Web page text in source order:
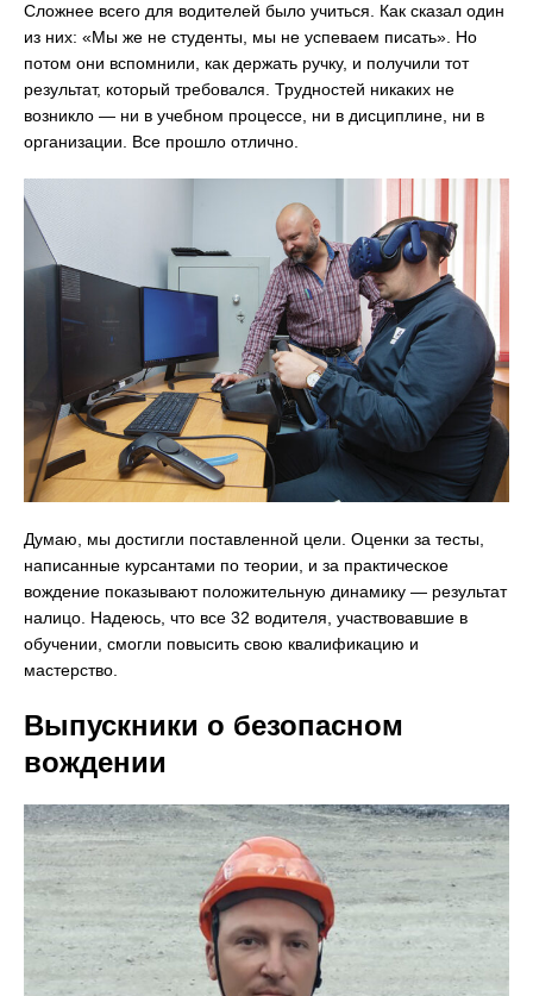
Сложнее всего для водителей было учиться. Как сказал один
из них: «Мы же не студенты, мы не успеваем писать». Но
потом они вспомнили, как держать ручку, и получили тот
результат, который требовался. Трудностей никаких не
возникло — ни в учебном процессе, ни в дисциплине, ни в
организации. Все прошло отлично.
Думаю, мы достигли поставленной цели. Оценки за тесты,
написанные курсантами по теории, и за практическое
вождение показывают положительную динамику — результат
налицо. Надеюсь, что все 32 водителя, участвовавшие в
обучении, смогли повысить свою квалификацию и
мастерство.
Выпускники о безопасном
вождении